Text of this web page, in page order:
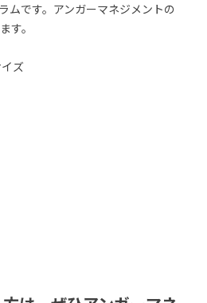
ムです。アンガーマネジメントの
す。
ズ